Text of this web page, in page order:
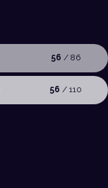
56 / 86
56 / 110